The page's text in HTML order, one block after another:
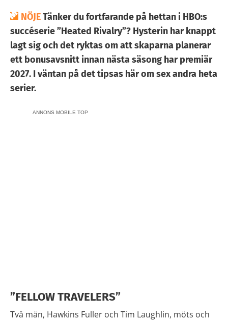
NÖJETänker du fortfarande på hettan i HBO:s
succéserie ”Heated Rivalry”? Hysterin har knappt
lagt sig och det ryktas om att skaparna planerar
ett bonusavsnitt innan nästa säsong har premiär
2027. I väntan på det tipsas här om sex andra heta
serier.
ANNONS MOBILE TOP
”FELLOW TRAVELERS”
Två män, Hawkins Fuller och Tim Laughlin, möts och